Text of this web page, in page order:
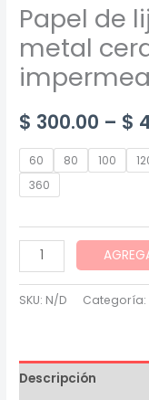
Papel de
metal
$ 300.00 – $
60 80 100
360
Papel
de
lija
metal
ceramica
SKU: N/D Categoría:
Descripción